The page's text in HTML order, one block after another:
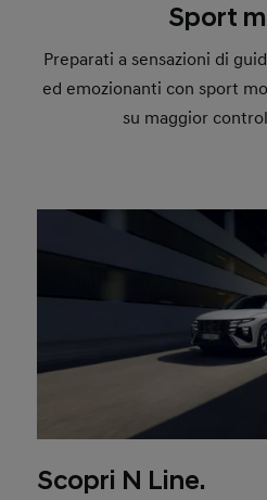
Sport
Preparati a sensazioni di
ed emozionanti con sport
su maggior
Scopri N Line.